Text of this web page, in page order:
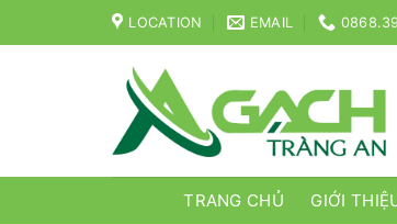
to
LOCATION EMAIL
TRANG CHỦ GIỚI